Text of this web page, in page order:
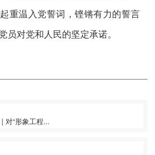
重温入党誓词，铿锵有力的誓言
员对党和人民的坚定承诺。
对“形象工程...